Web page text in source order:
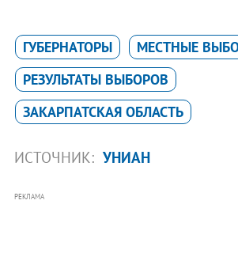
ГУБЕРНАТОРЫ
МЕСТНЫЕ
РЕЗУЛЬТАТЫ ВЫБОРОВ
ЗАКАРПАТСКАЯ ОБЛАСТЬ
ИСТОЧНИК: УНИАН
РЕКЛАМА